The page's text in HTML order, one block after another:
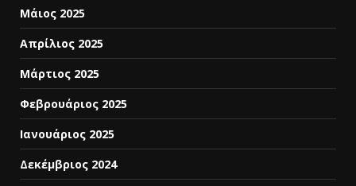
Μάιος 2025
Απρίλιος 2025
Μάρτιος 2025
Φεβρουάριος 2025
Ιανουάριος 2025
Δεκέμβριος 2024